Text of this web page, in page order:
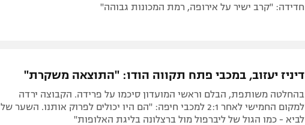
חדידה: "קרב ישיר על אירופה, רמת המכונות גבוהה"
דיניז יעזוב, במכבי פתח תקווה הודו: "התוצאה משקרת"
בהחלטה משותפת, הבלם וראשי המועדון סיכמו על פרידה. הקבוצה ירדה
למקום החמישי לאחר 2:1 למכבי חיפה: "הם היו יכולים לפרוק אותנו. השער של
לביא - כמו הגול של ליברפול מול ברצלונה בליגת האלופות"